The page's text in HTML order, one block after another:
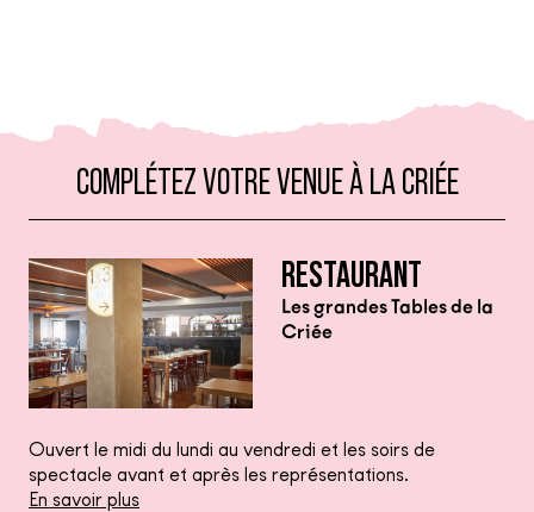
COMPLÉTEZ VOTRE VENUE À LA CRIÉE
RESTAURANT
Les grandes Tables de la
Criée
Ouvert le midi du lundi au vendredi et les soirs de
spectacle avant et après les représentations.
En savoir plus